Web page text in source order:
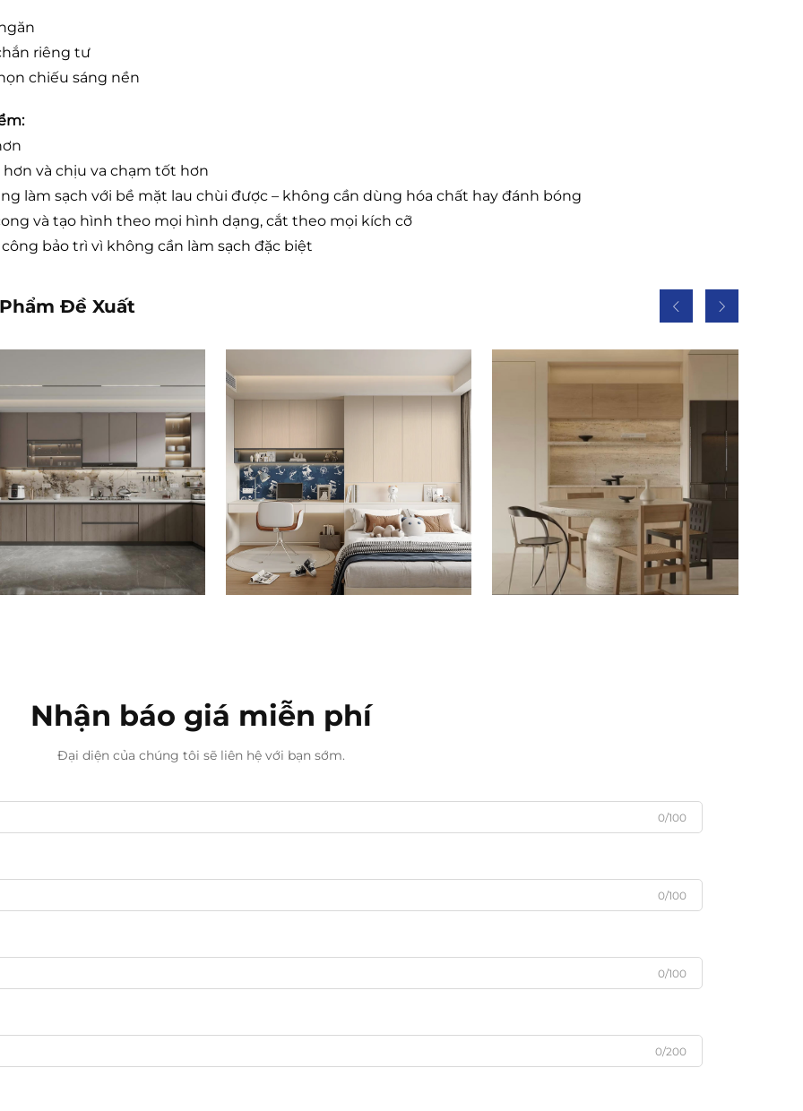
riêng tư
chiếu sáng nền
hơn và chịu va chạm tốt hơn
làm sạch với bề mặt lau chùi được – không cần dùng hóa chất hay đánh bóng
và tạo hình theo mọi hình dạng, cắt theo mọi kích cỡ
bảo trì vì không cần làm sạch đặc biệt
Đề Xuất
Nhận báo giá miễn phí
Đại diện của chúng tôi sẽ liên hệ với bạn sớm.
0/100
0/100
0/100
0/200